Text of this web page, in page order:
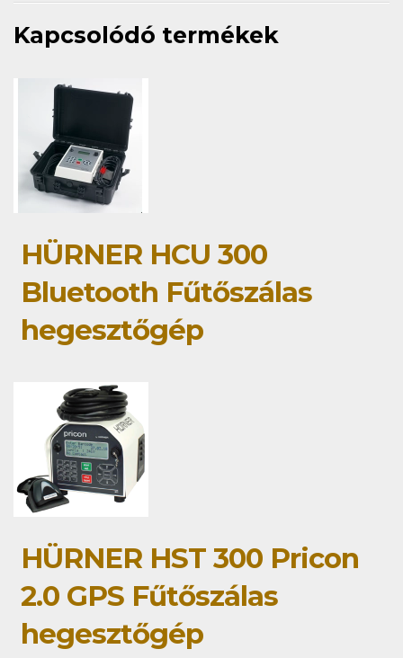
Kapcsolódó termékek
HÜRNER HCU 300
Bluetooth Fűtőszálas
hegesztőgép
HÜRNER HST 300 Pricon
2.0 GPS Fűtőszálas
hegesztőgép